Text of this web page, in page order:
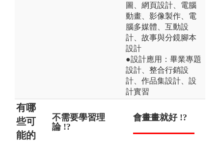
圖、網頁設計、電腦
動畫、影像製作、電
腦多媒體、互動設
計、故事與分鏡腳本
設計
●設計應用：畢業專題
設計、整合行銷設
計、作品集設計、設
計實習
有哪
些可
能的
不需要學習理
論 !?
畢業後的出路
會畫畫就好 !?